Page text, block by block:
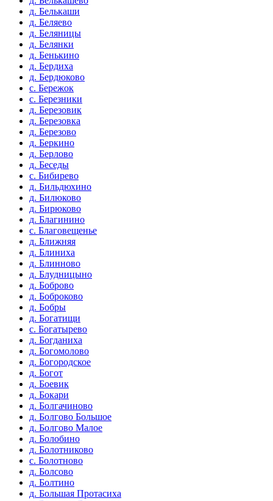
д. Белькаши
д. Беляево
д. Беляницы
д. Белянки
д. Бенькино
д. Бердиха
д. Бердюково
с. Бережок
с. Березники
д. Березовик
д. Березовка
д. Березово
д. Беркино
д. Берлово
д. Беседы
с. Бибирево
д. Бильдюхино
д. Билюково
д. Бирюково
д. Благинино
с. Благовещенье
д. Ближняя
д. Блиниха
д. Блинново
д. Блудницыно
д. Боброво
д. Боброково
д. Бобры
д. Богатищи
с. Богатырево
д. Богданиха
д. Богомолово
д. Богородское
д. Богот
д. Боевик
д. Бокари
д. Болгачиново
д. Болгово Большое
д. Болгово Малое
д. Болобино
д. Болотниково
с. Болотново
д. Болсово
д. Болтино
д. Большая Протасиха